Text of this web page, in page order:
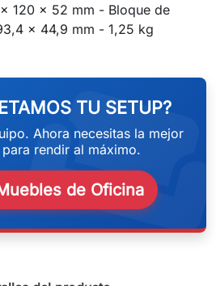
120 x 52 mm - Bloque de
x 44,9 mm - 1,25 kg
TU SETUP?
Ahora necesitas la mejor
rendir al máximo.
de Oficina